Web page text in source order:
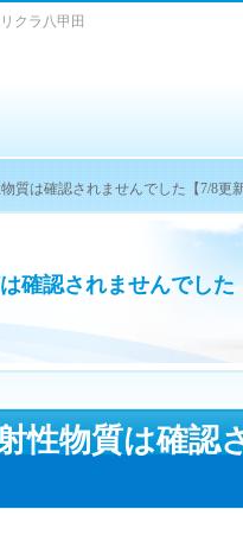
確認されませんでした
クラ八甲田
性物質は確認
質は確認されませんでした【7/8更